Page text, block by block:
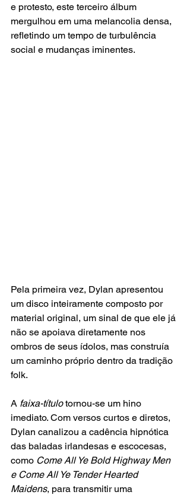
e protesto, este terceiro álbum
mergulhou em uma melancolia densa,
refletindo um tempo de turbulência
social e mudanças iminentes.
Pela primeira vez, Dylan apresentou
um disco inteiramente composto por
material original, um sinal de que ele já
não se apoiava diretamente nos
ombros de seus ídolos, mas construía
um caminho próprio dentro da tradição
folk.
A faixa-título tornou-se um hino
imediato. Com versos curtos e diretos,
Dylan canalizou a cadência hipnótica
das baladas irlandesas e escocesas,
como Come All Ye Bold Highway Men
e Come All Ye Tender Hearted
Maidens, para transmitir uma